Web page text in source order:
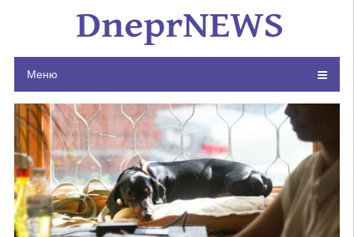
Меню